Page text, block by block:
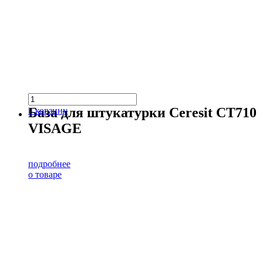
в корзину
База для штукатурки Ceresit CT710
VISAGE
подробнее
о товаре